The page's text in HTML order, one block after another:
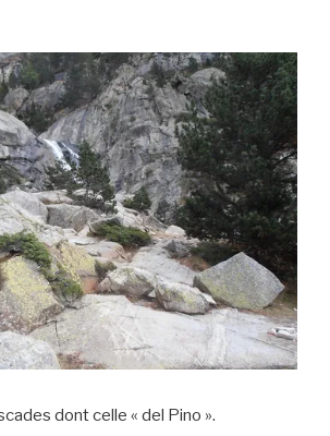
dont celle « del Pino ».